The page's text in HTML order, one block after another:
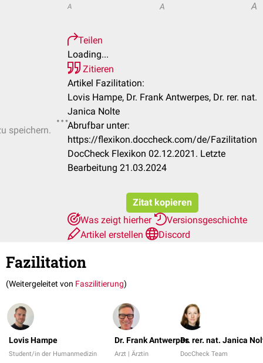
speichern.
A A A
Teilen
Loading...
Zitieren
Artikel Fazilitation:
Lovis Hampe, Dr. Frank Antwerpes, Dr. rer. nat.
Janica Nolte
Abrufbar unter:
https://flexikon.doccheck.com/de/Fazilitation
DocCheck Flexikon 02.12.2021. Letzte
Bearbeitung 21.03.2024
Zitat kopieren
Was zeigt hierher
Versionsgeschichte
Artikel erstellen
Discord
Fazilitation
(Weitergeleitet von Faszilitierung)
Lovis Hampe
Student/in der Humanmedizin
Dr. Frank Antwerpes
Arzt | Ärztin
Dr. rer. nat. Janica
DocCheck Team